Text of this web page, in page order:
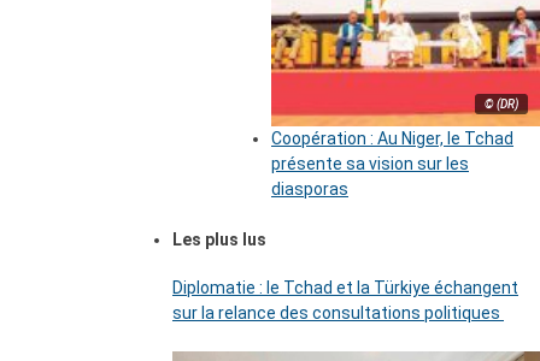
© (DR)
Coopération : Au Niger, le Tchad
présente sa vision sur les
diasporas
Les plus lus
Diplomatie : le Tchad et la Türkiye échangent
sur la relance des consultations politiques